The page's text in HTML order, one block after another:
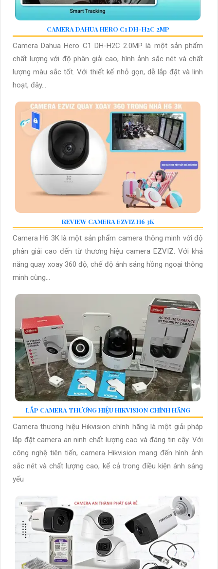
CAMERA DAHUA HERO C1 DH-H2C 2MP
Camera Dahua Hero C1 DH-H2C 2.0MP là một sản phẩm
chất lượng với độ phân giải cao, hình ảnh sắc nét và chất
lượng màu sắc tốt. Với thiết kế nhỏ gọn, dễ lắp đặt và linh
hoạt, đây...
REVIEW CAMERA EZVIZ H6 3K
Camera H6 3K là một sản phẩm camera thông minh với độ
phân giải cao đến từ thương hiệu camera EZVIZ. Với khả
năng quay xoay 360 độ, chế độ ánh sáng hồng ngoại thông
minh cùng...
LẮP CAMERA THƯƠNG HIỆU HIKVISION CHÍNH HÃNG
Camera thương hiệu Hikvision chính hãng là một giải pháp
lắp đặt camera an ninh chất lượng cao và đáng tin cậy. Với
công nghệ tiên tiến, camera Hikvision mang đến hình ảnh
sắc nét và chất lượng cao, kể cả trong điều kiện ánh sáng
yếu